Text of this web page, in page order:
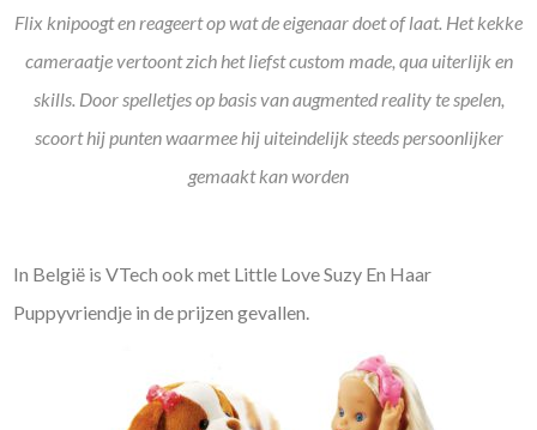
Flix knipoogt en reageert op wat de eigenaar doet of laat. Het kekke
cameraatje vertoont zich het liefst custom made, qua uiterlijk en
skills. Door spelletjes op basis van augmented reality te spelen,
scoort hij punten waarmee hij uiteindelijk steeds persoonlijker
gemaakt kan worden
In België is VTech ook met Little Love Suzy En Haar
Puppyvriendje in de prijzen gevallen.